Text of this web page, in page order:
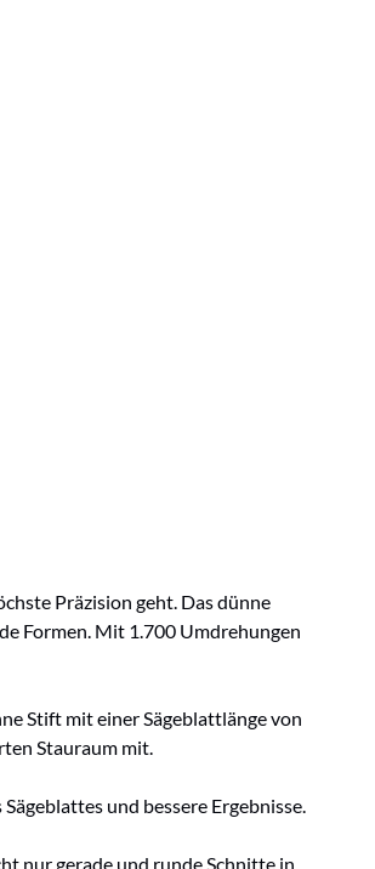
Präzision geht. Das dünne
Formen. Mit 1.700 Umdrehungen
Stift mit einer Sägeblattlänge von
Stauraum mit.
und bessere Ergebnisse.
nur gerade und runde Schnitte in